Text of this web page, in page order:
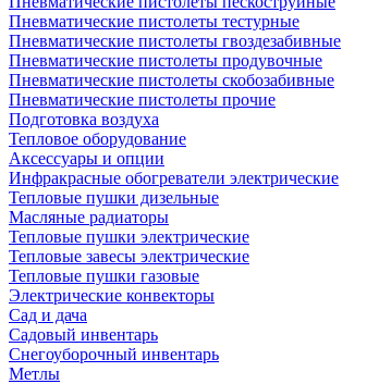
Пневматические пистолеты тестурные
Пневматические пистолеты гвоздезабивные
Пневматические пистолеты продувочные
Пневматические пистолеты скобозабивные
Пневматические пистолеты прочие
Подготовка воздуха
Тепловое оборудование
Аксессуары и опции
Инфракрасные обогреватели электрические
Тепловые пушки дизельные
Масляные радиаторы
Тепловые пушки электрические
Тепловые завесы электрические
Тепловые пушки газовые
Электрические конвекторы
Сад и дача
Садовый инвентарь
Снегоуборочный инвентарь
Метлы